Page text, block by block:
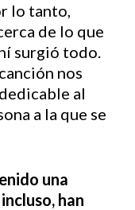
lo tanto,
de lo que
surgió todo.
nos
al
a la que se
una
han